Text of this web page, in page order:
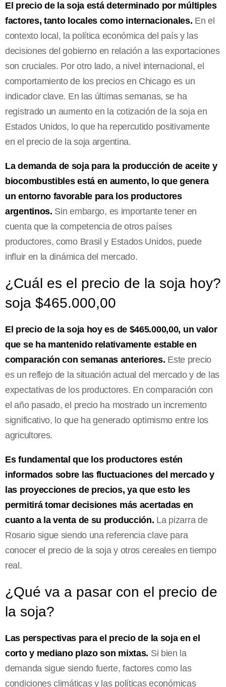
El precio de la soja está determinado por múltiples
factores, tanto locales como internacionales. En el
contexto local, la política económica del país y las
decisiones del gobierno en relación a las exportaciones
son cruciales. Por otro lado, a nivel internacional, el
comportamiento de los precios en Chicago es un
indicador clave. En las últimas semanas, se ha
registrado un aumento en la cotización de la soja en
Estados Unidos, lo que ha repercutido positivamente
en el precio de la soja argentina.
La demanda de soja para la producción de aceite y
biocombustibles está en aumento, lo que genera
un entorno favorable para los productores
argentinos. Sin embargo, es importante tener en
cuenta que la competencia de otros países
productores, como Brasil y Estados Unidos, puede
influir en la dinámica del mercado.
¿Cuál es el precio de la soja hoy?
soja $465.000,00
El precio de la soja hoy es de $465.000,00, un valor
que se ha mantenido relativamente estable en
comparación con semanas anteriores. Este precio
es un reflejo de la situación actual del mercado y de las
expectativas de los productores. En comparación con
el año pasado, el precio ha mostrado un incremento
significativo, lo que ha generado optimismo entre los
agricultores.
Es fundamental que los productores estén
informados sobre las fluctuaciones del mercado y
las proyecciones de precios, ya que esto les
permitirá tomar decisiones más acertadas en
cuanto a la venta de su producción. La pizarra de
Rosario sigue siendo una referencia clave para
conocer el precio de la soja y otros cereales en tiempo
real.
¿Qué va a pasar con el precio de
la soja?
Las perspectivas para el precio de la soja en el
corto y mediano plazo son mixtas. Si bien la
demanda sigue siendo fuerte, factores como las
condiciones climáticas y las políticas económicas